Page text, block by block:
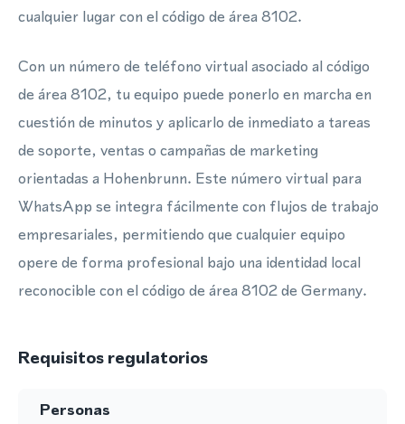
cualquier lugar con el código de área 8102.
Con un número de teléfono virtual asociado al código
de área 8102, tu equipo puede ponerlo en marcha en
cuestión de minutos y aplicarlo de inmediato a tareas
de soporte, ventas o campañas de marketing
orientadas a Hohenbrunn. Este número virtual para
WhatsApp se integra fácilmente con flujos de trabajo
empresariales, permitiendo que cualquier equipo
opere de forma profesional bajo una identidad local
reconocible con el código de área 8102 de Germany.
Requisitos regulatorios
Personas